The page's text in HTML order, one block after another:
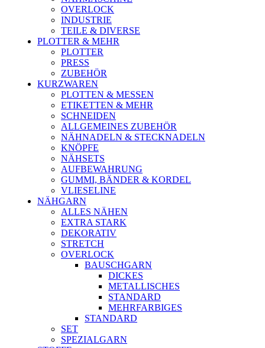
OVERLOCK
INDUSTRIE
TEILE & DIVERSE
PLOTTER & MEHR
PLOTTER
PRESS
ZUBEHÖR
KURZWAREN
PLOTTEN & MESSEN
ETIKETTEN & MEHR
SCHNEIDEN
ALLGEMEINES ZUBEHÖR
NÄHNADELN & STECKNADELN
KNÖPFE
NÄHSETS
AUFBEWAHRUNG
GUMMI, BÄNDER & KORDEL
VLIESELINE
NÄHGARN
ALLES NÄHEN
EXTRA STARK
DEKORATIV
STRETCH
OVERLOCK
BAUSCHGARN
DICKES
METALLISCHES
STANDARD
MEHRFARBIGES
STANDARD
SET
SPEZIALGARN